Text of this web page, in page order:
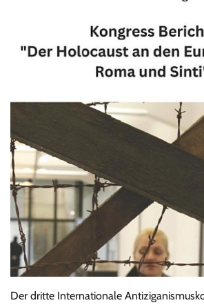
Der dritte Internationale